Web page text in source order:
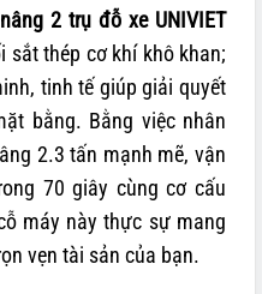
2 trụ đỗ xe UNIVIET
sắt thép cơ khí khô khan;
tinh tế giúp giải quyết
bằng. Bằng việc nhân
2.3 tấn mạnh mẽ, vận
70 giây cùng cơ cấu
máy này thực sự mang
vẹn tài sản của bạn.